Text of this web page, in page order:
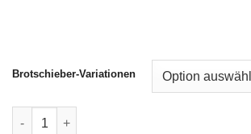
Brotschieber-Variationen
Brot- und Pizzaschieber kurz Menge